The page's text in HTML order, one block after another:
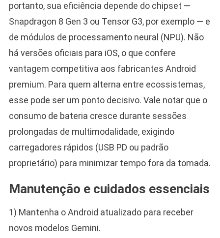
portanto, sua eficiência depende do chipset —
Snapdragon 8 Gen 3 ou Tensor G3, por exemplo — e
de módulos de processamento neural (NPU). Não
há versões oficiais para iOS, o que confere
vantagem competitiva aos fabricantes Android
premium. Para quem alterna entre ecossistemas,
esse pode ser um ponto decisivo. Vale notar que o
consumo de bateria cresce durante sessões
prolongadas de multimodalidade, exigindo
carregadores rápidos (USB PD ou padrão
proprietário) para minimizar tempo fora da tomada.
Manutenção e cuidados essenciais
1) Mantenha o Android atualizado para receber
novos modelos Gemini.